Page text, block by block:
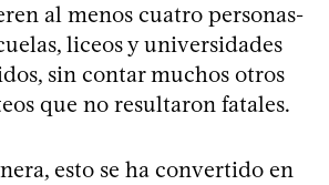
al menos cuatro personas-
liceos y universidades
sin contar muchos otros
que no resultaron fatales.
esto se ha convertido en